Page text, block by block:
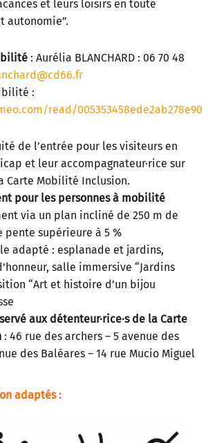
et leurs loisirs en toute
autonomie”.
: Aurélia BLANCHARD : 06 70 48
:
read/005353458ede2ab278e90
de l’entrée pour les visiteurs en
et leur accompagnateur·rice sur
Carte Mobilité Inclusion.
pour les personnes à mobilité
via un plan incliné de 250 m de
pente supérieure à 5 %
adapté : esplanade et jardins,
salle immersive “Jardins
“Art et histoire d’un bijou
aux détenteur·rice·s de la Carte
: 46 rue des archers – 5 avenue des
des Baléares – 14 rue Mucio Miguel
adaptés :